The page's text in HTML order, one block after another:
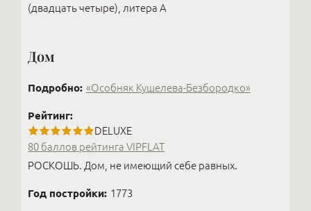
(двадцать четыре), литера А
Дом
Подробно: «Особняк Кушелева-Безбородко»
Рейтинг:
DELUXE
80 баллов рейтинга VIPFLAT
РОСКОШЬ. Дом, не имеющий себе равных.
Год постройки: 1773